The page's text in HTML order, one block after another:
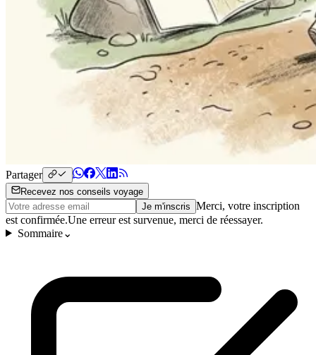
Partager
Recevez nos conseils voyage
Je m'inscris Merci, votre inscription
est confirmée.Une erreur est survenue, merci de réessayer.
Sommaire⌄